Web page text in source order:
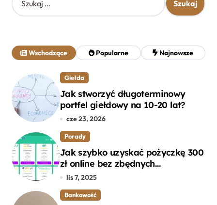
z
j
:
Wschodzące Popularne Najnowsze
Giełda
Jak stworzyć długoterminowy
portfel giełdowy na 10-20 lat?
cze 23, 2026
Porady
Jak szybko uzyskać pożyczkę 300
zł online bez zbędnych
formalności?
lis 7, 2025
Bankowość